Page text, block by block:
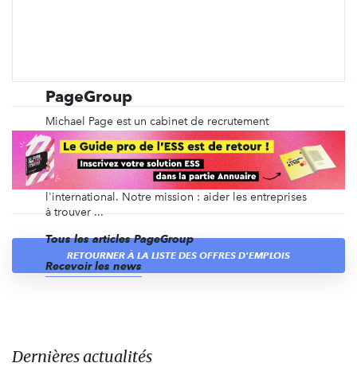
PageGroup
Michael Page est un cabinet de recrutement
spécialisé depuis plus de 40 ans dans le
recrutement en CDI, en intérim, en management de
transition, ainsi que du recrutement de dirigeants et
des recrutements volumiques, en France et à
l'international. Notre mission : aider les entreprises
à trouver ...
Tous les articles PageGroup
Recevoir les news
RETOURNER À LA LISTE DES OFFRES D'EMPLOIS
Dernières actualités